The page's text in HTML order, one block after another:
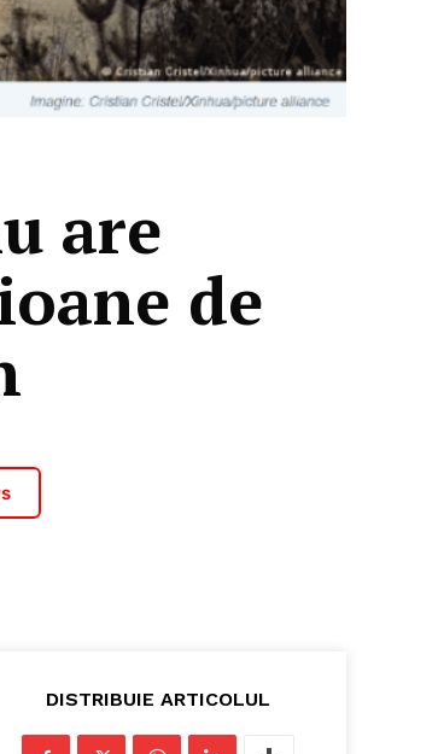
are
de
DISTRIBUIE ARTICOLUL